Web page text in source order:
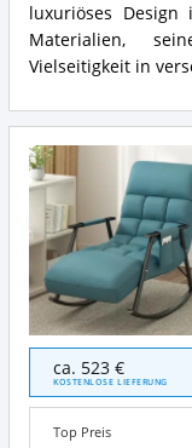
luxuriöses
Materialien,
Vielseitigkeit in
Moderner
Schaukelstuhl
mit
weichem
ca. 523 €
KOSTENLOSE LIEFERUNG
Top Preis